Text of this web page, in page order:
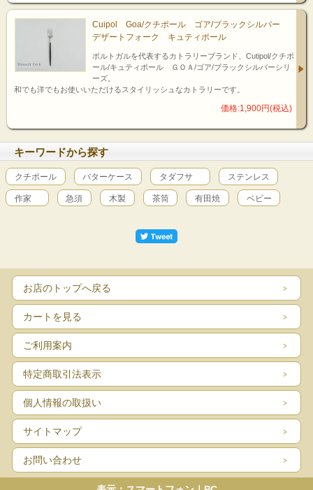
Cuipol Goa/クチポール ゴア/ブラックシルバー
デザートフォーク キュティポール
ポルトガルを代表するカトラリーブランド、Cutipol/クチポ
ール/キュティポール ＧＯＡ/ゴア/ブラックシルバーシリ
ーズ。
和でも洋でもお使いいただけるスタイリッシュなカトラリーです。
価格:1,900円(税込)
キーワードから探す
クチポール バターケース タダフサ ステンレス
作家 急須 木製 茶筒 有田焼 ベビー
お店のトップへ戻る
カートを見る
ご利用案内
特定商取引法表示
個人情報の取扱い
サイトマップ
お問い合わせ